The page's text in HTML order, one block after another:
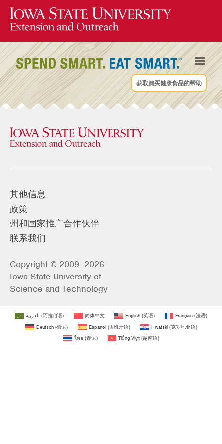
获取购买健康食品的帮助
其他信息
政策
州和国家推广合作伙伴
联系我们
Copyright © 2009–2026
Iowa State University of
Science and Technology
العربية (阿拉伯语) 简体中文 English (英语) Français (法语)
Deutsch(德语) Español(西班牙语) Hrvatski(克罗地亚语)
ไทย (泰语) Tiếng Việt(越南语)